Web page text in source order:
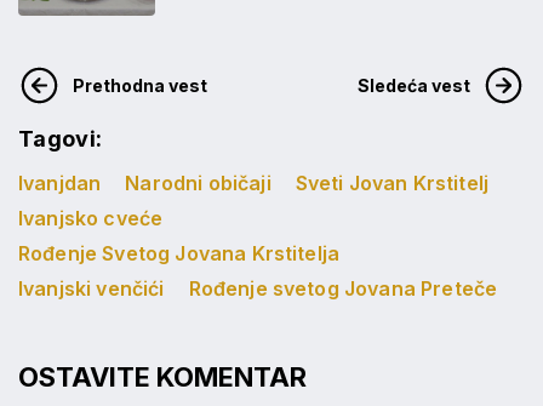
Prethodna vest Sledeća vest
Tagovi:
Ivanjdan Narodni običaji
Sveti Jovan Krstitelj
Ivanjsko cveće
Rođenje Svetog Jovana Krstitelja
Ivanjski venčići
Rođenje svetog Jovana Preteče
OSTAVITE KOMENTAR